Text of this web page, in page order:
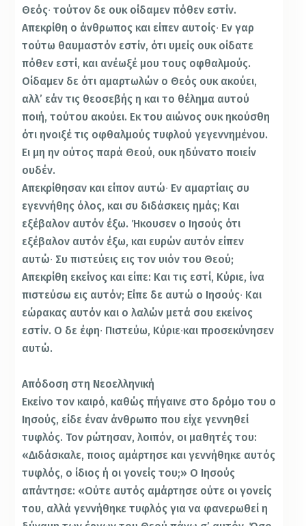
Θεός∙ τούτον δε ουκ οίδαμεν πόθεν εστίν.
Απεκρίθη ο άνθρωπος και είπεν αυτοίς∙ Εν γαρ
τούτω θαυμαστόν εστίν, ότι υμείς ουκ οίδατε
πόθεν εστί, και ανέωξέ μου τους οφθαλμούς.
Οίδαμεν δε ότι αμαρτωλών ο Θεός ουκ ακούει,
αλλ’ εάν τις θεοσεβής η και το θέλημα αυτού
ποιή, τούτου ακούει. Εκ του αιώνος ουκ ηκούσθη
ότι ηνοιξέ τις οφθαλμούς τυφλού γεγεννημένου.
Ει μη ην ούτος παρά Θεού, ουκ ηδύνατο ποιείν
ουδέν.
Απεκρίθησαν και είπον αυτώ∙ Εν αμαρτίαις συ
εγεννήθης όλος, και συ διδάσκεις ημάς; Και
εξέβαλον αυτόν έξω. Ήκουσεν ο Ιησούς ότι
εξέβαλον αυτόν έξω, και ευρών αυτόν είπεν
αυτώ∙ Συ πιστεύεις εις τον υιόν του Θεού;
Απεκρίθη εκείνος και είπε: Και τις εστί, Κύριε, ίνα
πιστεύσω εις αυτόν; Είπε δε αυτώ ο Ιησούς∙ Και
εώρακας αυτόν και ο λαλών μετά σου εκείνος
εστίν. Ο δε έφη∙ Πιστεύω, Κύριε∙και προσεκύνησεν
αυτώ.
Απόδοση στη Νεοελληνική
Εκείνο τον καιρό, καθώς πήγαινε στο δρόμο του ο
Ιησούς, είδε έναν άνθρωπο που είχε γεννηθεί
τυφλός. Τον ρώτησαν, λοιπόν, οι μαθητές του:
«Διδάσκαλε, ποιος αμάρτησε και γεννήθηκε αυτός
τυφλός, ο ίδιος ή οι γονείς του;» Ο Ιησούς
απάντησε: «Ούτε αυτός αμάρτησε ούτε οι γονείς
του, αλλά γεννήθηκε τυφλός για να φανερωθεί η